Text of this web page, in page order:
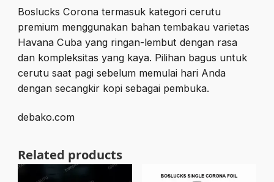
Boslucks Corona termasuk kategori cerutu
premium menggunakan bahan tembakau varietas
Havana Cuba yang ringan-lembut dengan rasa
dan kompleksitas yang kaya. Pilihan bagus untuk
cerutu saat pagi sebelum memulai hari Anda
dengan secangkir kopi sebagai pembuka.
debako.com
Related products